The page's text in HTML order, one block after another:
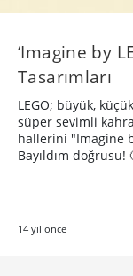
‘Imagine by
Tasarımları
LEGO; büyük,
süper sevimli
hallerini "Imagine
Bayıldım doğrusu!
14 yıl önce